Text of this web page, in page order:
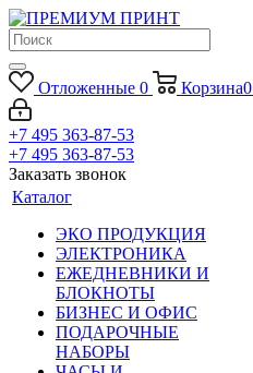
Отложенные 0 Корзина0
+7 495 363-87-53
+7 495 363-87-53
Заказать звонок
Каталог
ЭКО ПРОДУКЦИЯ
ЭЛЕКТРОНИКА
ЕЖЕДНЕВНИКИ И
БЛОКНОТЫ
БИЗНЕС И ОФИС
ПОДАРОЧНЫЕ
НАБОРЫ